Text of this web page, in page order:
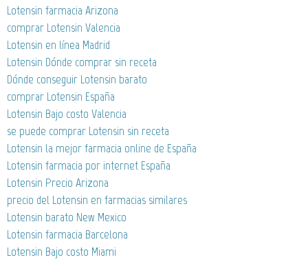
Lotensin farmacia Arizona
comprar Lotensin Valencia
Lotensin en línea Madrid
Lotensin Dónde comprar sin receta
Dónde conseguir Lotensin barato
comprar Lotensin España
Lotensin Bajo costo Valencia
se puede comprar Lotensin sin receta
Lotensin la mejor farmacia online de España
Lotensin farmacia por internet España
Lotensin Precio Arizona
precio del Lotensin en farmacias similares
Lotensin barato New Mexico
Lotensin farmacia Barcelona
Lotensin Bajo costo Miami